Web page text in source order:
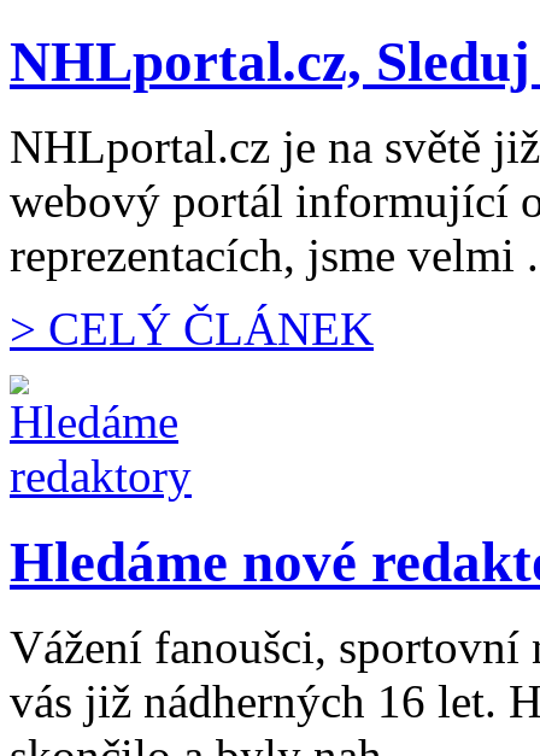
NHLportal.cz, Sleduj
NHLportal.cz je na světě
webový portál informující
reprezentacích, jsme velmi
> CELÝ ČLÁNEK
Hledáme nové
Vážení fanoušci,
vás již nádherných 16 let.